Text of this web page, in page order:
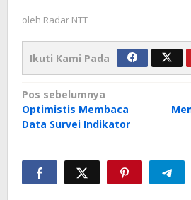
oleh Radar NTT
Ikuti Kami Pada
Navigasi
pos
Pos sebelumnya
Optimistis Membaca
Data Survei Indikator